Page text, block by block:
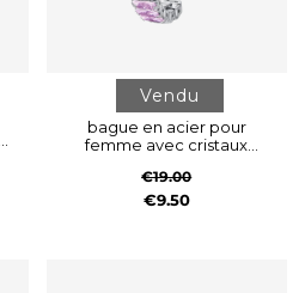
Vendu
bague en acier pour
femme avec cristaux
€19.00
€9.50